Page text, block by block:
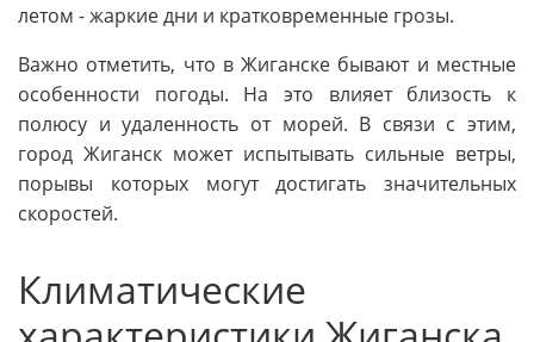
летом - жаркие дни и кратковременные грозы.
Важно отметить, что в Жиганске бывают и местные
особенности погоды. На это влияет близость к
полюсу и удаленность от морей. В связи с этим,
город Жиганск может испытывать сильные ветры,
порывы которых могут достигать значительных
скоростей.
Климатические